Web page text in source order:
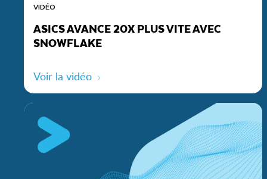
VIDÉO
ASICS AVANCE 20X PLUS VITE AVEC
SNOWFLAKE
Voir la vidéo